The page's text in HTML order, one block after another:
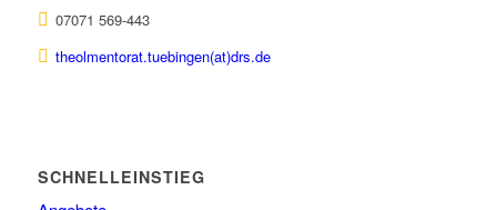
07071 569-443
theolmentorat.tuebingen(at)drs.de
SCHNELLEINSTIEG